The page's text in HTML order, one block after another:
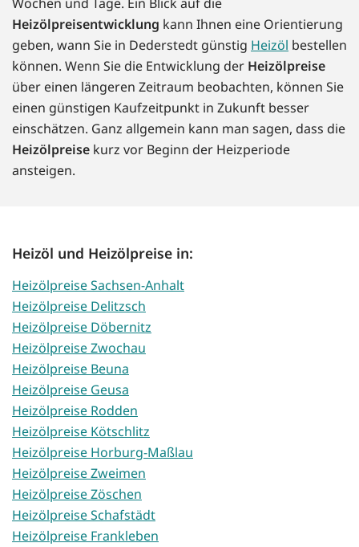
Heizölpreisentwicklung kann Ihnen eine Orientierung
geben, wann Sie in Dederstedt günstig Heizöl bestellen
können. Wenn Sie die Entwicklung der Heizölpreise
über einen längeren Zeitraum beobachten, können Sie
einen günstigen Kaufzeitpunkt in Zukunft besser
einschätzen. Ganz allgemein kann man sagen, dass die
Heizölpreise kurz vor Beginn der Heizperiode
ansteigen.
Heizöl und Heizölpreise in:
Heizölpreise Sachsen-Anhalt
Heizölpreise Delitzsch
Heizölpreise Döbernitz
Heizölpreise Zwochau
Heizölpreise Beuna
Heizölpreise Geusa
Heizölpreise Rodden
Heizölpreise Kötschlitz
Heizölpreise Horburg-Maßlau
Heizölpreise Zweimen
Heizölpreise Zöschen
Heizölpreise Schafstädt
Heizölpreise Frankleben